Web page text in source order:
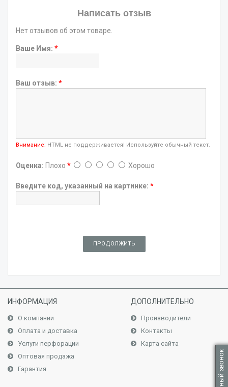
Написать отзыв
Нет отзывов об этом товаре.
Ваше Имя: *
Ваш отзыв: *
Внимание: HTML не поддерживается! Используйте обычный текст.
Оценка: Плохо * Хорошо
Введите код, указанный на картинке: *
ПРОДОЛЖИТЬ
ИНФОРМАЦИЯ
О компании
Оплата и доставка
Услуги перфорации
Оптовая продажа
Гарантия
ДОПОЛНИТЕЛЬНО
Производители
Контакты
Карта сайта